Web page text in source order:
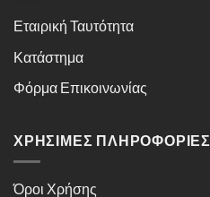
Εταιρική Ταυτότητα
Κατάστημα
Φόρμα Επικοινωνίας
ΧΡΉΣΙΜΕΣ ΠΛΗΡΟΦΟΡΊΕΣ
Όροι Χρήσης